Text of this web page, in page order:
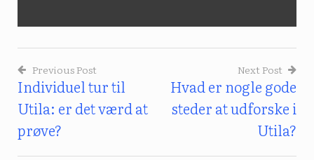
Indlægsnavigation
Previous Post
Individuel tur til
Utila: er det værd at
prøve?
Next Post
Hvad er nogle gode
steder at udforske i
Utila?